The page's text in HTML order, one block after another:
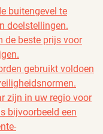
buitengevel te
doelstellingen.
de beste prijs voor
gebruikt voldoen
zijn in uw regio voor
bijvoorbeeld een